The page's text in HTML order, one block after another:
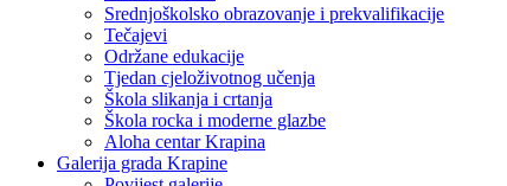
Srednjoškolsko obrazovanje i prekvalifikacije
Tečajevi
Održane edukacije
Tjedan cjeloživotnog učenja
Škola slikanja i crtanja
Škola rocka i moderne glazbe
Aloha centar Krapina
Galerija grada Krapine